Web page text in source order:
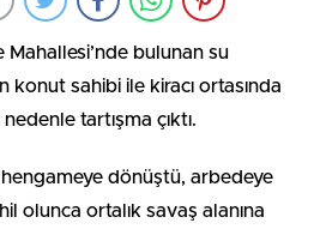
bulunan su
konut sahibi ile kiracı ortasında
tartışma çıktı.
dönüştü, arbedeye
olunca ortalık savaş alanına